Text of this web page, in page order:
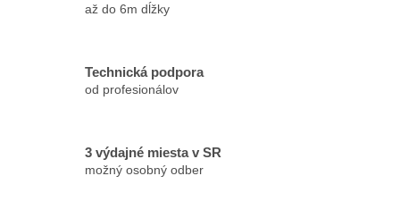
y
i
s
u
až do 6m dĺžky
Technická podpora
od profesionálov
3 výdajné miesta v SR
možný osobný odber